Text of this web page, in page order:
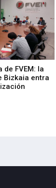
de FVEM: la
Bizkaia entra